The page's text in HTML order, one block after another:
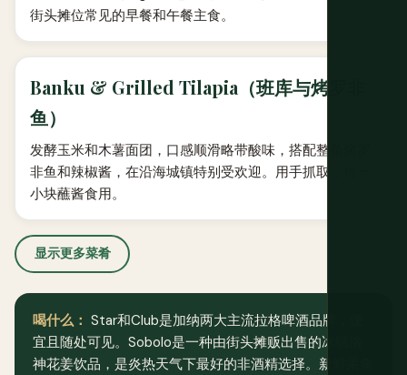
街头摊位常见的早餐和午餐主食。
Banku & Grilled Tilapia（班库与烤罗非
鱼）
发酵玉米和木薯面团，口感顺滑略带酸味，搭配整条烤罗
非鱼和辣椒酱，在沿海城镇特别受欢迎。用手抓取，捏一
小块蘸酱食用。
显示更多菜肴
喝什么： Star和Club是加纳两大主流拉格啤酒品牌，便
宜且随处可见。Sobolo是一种由街头摊贩出售的冰镇洛
神花姜饮品，是炎热天气下最好的非酒精选择。新鲜采集